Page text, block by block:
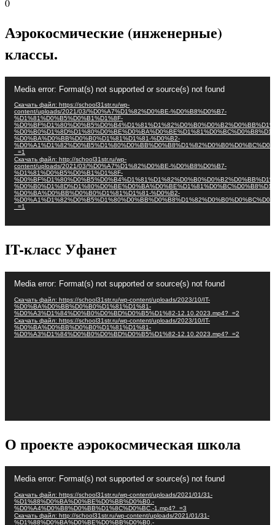
0
Аэрокосмические (инженерные)
классы.
Media error: Format(s) not supported or source(s) not found
Скачать файл: https://school31str.ru/wp-
content/uploads/2021/03/%D0%A7%D1%82%D0%BE-%D0%B8%D0%B7-
%D1%81%D0%B5%D0%B1%D1%8F-
%D0%BA%D0%BB%D0%B0%D1%81%D1%81-%D0%B2-
_=1
Скачать файл: http://school31str.ru/wp-
content/uploads/2021/03/%D0%A7%D1%82%D0%BE-%D0%B8%D0%B7-
%D1%81%D0%B5%D0%B1%D1%8F-
%D0%BA%D0%BB%D0%B0%D1%81%D1%81-%D0%B2-
_=1
IT-класс Уфанет
Видеоплеер
Media error: Format(s) not supported or source(s) not found
Скачать файл: https://school31str.ru/wp-content/uploads/2023/10/IT-
%D0%BA%D0%BB%D0%B0%D1%81%D1%81-
%D0%A3%D1%84%D0%B0%D0%BD%D0%B5%D1%82-12.10.2023.mp4?_=2
Скачать файл: https://school31str.ru/wp-content/uploads/2023/10/IT-
%D0%BA%D0%BB%D0%B0%D1%81%D1%81-
%D0%A3%D1%84%D0%B0%D0%BD%D0%B5%D1%82-12.10.2023.mp4?_=2
О проекте аэрокосмическая школа
Видеоплеер
Media error: Format(s) not supported or source(s) not found
Скачать файл: https://school31str.ru/wp-content/uploads/2021/01/31-
%D1%88%D0%BA%D0%BE%D0%BB%D0%B0.-
%D0%A4%D0%B8%D0%BB%D1%8C%D0%BC.-1.mp4?_=3
Скачать файл: http://school31str.ru/wp-content/uploads/2021/01/31-
%D1%88%D0%BA%D0%BE%D0%BB%D0%B0.-